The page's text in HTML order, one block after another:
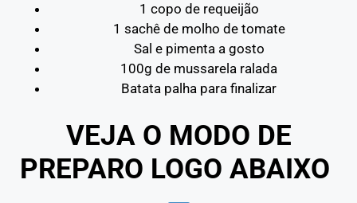
1 copo de requeijão
1 sachê de molho de tomate
Sal e pimenta a gosto
100g de mussarela ralada
Batata palha para finalizar
VEJA O MODO DE
PREPARO LOGO ABAIXO